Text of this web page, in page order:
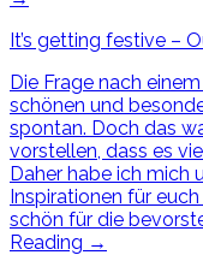
It’s getting festive –
Die Frage nach
schönen und
spontan. Doch das
vorstellen, dass es
Daher habe ich mich
Inspirationen für
schön für die
Reading →